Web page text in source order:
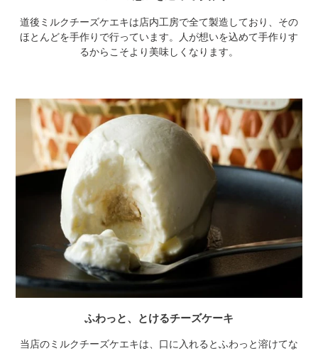
道後ミルクチーズケエキは店内工房で全て製造しており、その
ほとんどを手作りで行っています。人が想いを込めて手作りす
るからこそより美味しくなります。
ふわっと、とけるチーズケーキ
当店のミルクチーズケエキは、口に入れるとふわっと溶けてな